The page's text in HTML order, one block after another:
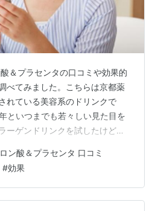
＆プラセンタの口コミや効果的
べてみました。こちらは京都薬
れている美容系のドリンクで
といつまでも若々しい見た目を
ーゲンドリンクを試したけど合
酸＆プラセンタ】 ミネルヴァ ヒ
口コミと評判 実際に使用した
について調べてみました。購入
なると良いですが・・・ 悪い口
ン酸＆プラセンタ 口コミ
#効果